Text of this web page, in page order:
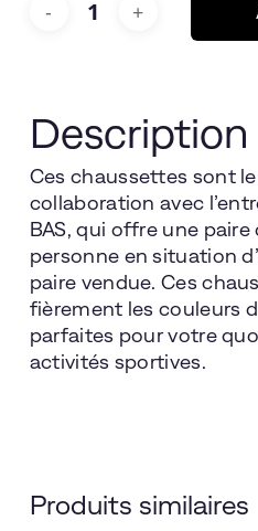
Description
Ces chaussettes sont
collaboration avec
BAS, qui offre une
personne en situation
paire vendue. Ces
fièrement les couleurs
parfaites pour votre
activités sportives.
Produits similaires
Options